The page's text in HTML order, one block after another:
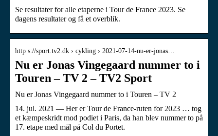
Se resultater for alle etaperne i Tour de France 2023. Se
dagens resultater og få et overblik.
http s://sport.tv2.dk › cykling › 2021-07-14-nu-er-jonas…
Nu er Jonas Vingegaard nummer to i
Touren – TV 2 – TV2 Sport
Nu er Jonas Vingegaard nummer to i Touren – TV 2
14. jul. 2021 — Her er Tour de France-ruten for 2023 … tog
et kæmpeskridt mod podiet i Paris, da han blev nummer to på
17. etape med mål på Col du Portet.